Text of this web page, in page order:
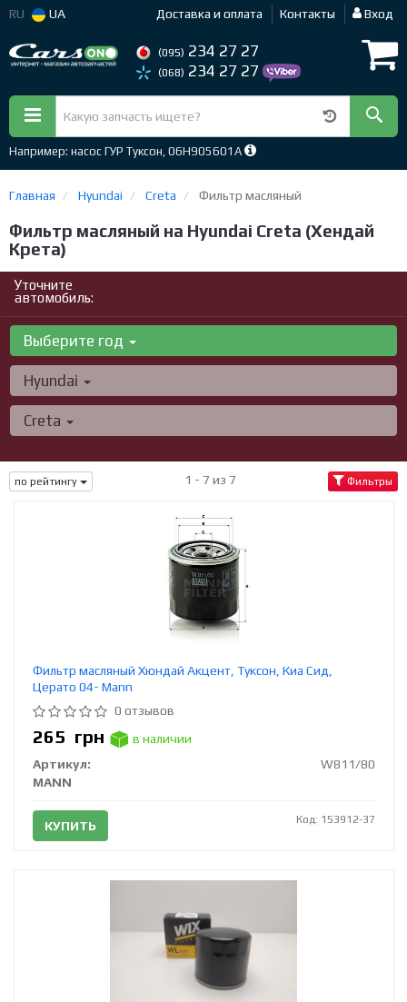
RU UA Доставка и оплата Контакты Вход
(095) 234 27 27
(068) 234 27 27
Например: насос ГУР Туксон, 06H905601A
Главная Hyundai Creta Фильтр масляный
Фильтр масляный на Hyundai Creta (Хендай
Крета)
Уточните
автомобиль:
Выберите год
Hyundai
Creta
по рейтингу 1 - 7 из 7 Фильтры
Фильтр масляный Хюндай Акцент, Туксон, Киа Сид,
Церато 04- Mann
0 отзывов
265 грн
в наличии
Артикул:
W811/80
MANN
КУПИТЬ Код: 153912-37